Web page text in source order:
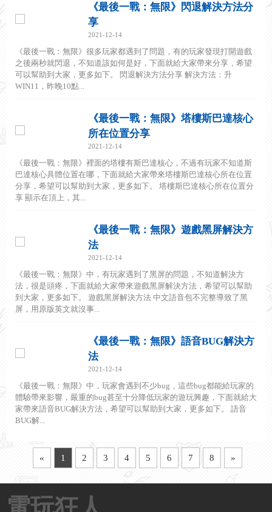
《最後一戰：無限》閃退解決方法分
享
2021-12-14
《最後一戰：無限》很多玩家都遇到了問題，有的玩家發現打開遊戲
之後兩秒就閃退，不知道該如何是好，下面就給大家帶來分享，希望
可以幫助到大家，更多如下。 閃退解決方法分享 解決方法：升
WIN11，昨晚10點...
《最後一戰：無限》塔樓斯巴達核心
所在位置分享
2021-12-14
《最後一戰：無限》裡面的塔樓有斯巴達核心，不過有玩家不知道斯
巴達核心具體位置在哪，下面就給大家帶來塔樓斯巴達核心所在位置
分享，希望可以幫助到大家，更多如下。 塔樓斯巴達核心所在位置分
享 顯示在頂上，其...
《最後一戰：無限》遊戲黑屏解決方
法
2021-12-14
《最後一戰：無限》中，有玩家遇到了黑屏的問題，不知道解決方
法，很是頭疼，下面就給大家帶來遊戲黑屏解決方法，希望可以幫助
到大家，更多如下。 遊戲黑屏解決方法 中文語音包不完整導致了黑
屏，用原版英文就沒事...
《最後一戰：無限》語音BUG解決方
法
2021-12-14
《最後一戰：無限》中，玩家會遇到不少bug，這些bug都能給玩家的
體驗帶來影響，嚴重的bug甚至十分降低玩家的遊玩興趣，下面就給大
家帶來語音BUG解決方法，希望可以幫助到大家，更多如下。 語音
BUG解...
« 1 2 3 4 5 6 7 8 »